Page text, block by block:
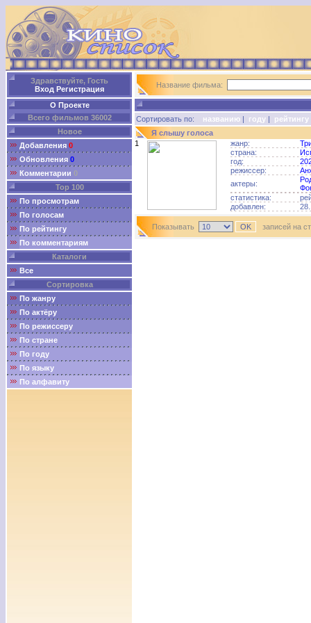
Здравствуйте, Гость
Вход Регистрация
О Проекте
Всего фильмов 36002
Новое
Добавления 0
Обновления 0
Комментарии 0
Top 100
По просмотрам
По голосам
По рейтингу
По комментариям
Каталоги
Все
Сортировка
По жанру
По актёру
По режиссеру
По стране
По году
По языку
По алфавиту
Название фильма:
Сортировать по: названию | году | рейтингу
Я слышу голоса
1
жанр:
страна:
год:
режиссер:
актеры:
статистика:
добавлен:
Показывать записей на